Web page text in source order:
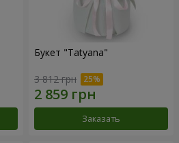
Букет "Tatyana"
3 812 грн
Заказать